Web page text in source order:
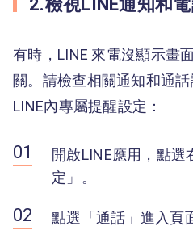
2.檢視LINE通知和
有時，LINE 來電沒顯示畫
關。請檢查相關通知和通話
LINE內專屬提醒設定：
開啟LINE應用，點
定」。
點選「通話」進入頁